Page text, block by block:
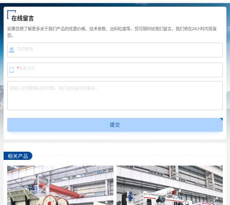
在线留言
如果您想了解更多关于我们产品的优惠价格、技术参数、出料粒度等，您可随时给我们留言，我们将在24小时内答复
您。
您的姓名
*联系方式
请输入您想要解决的问题，我们会快速与您联系...
相关产品